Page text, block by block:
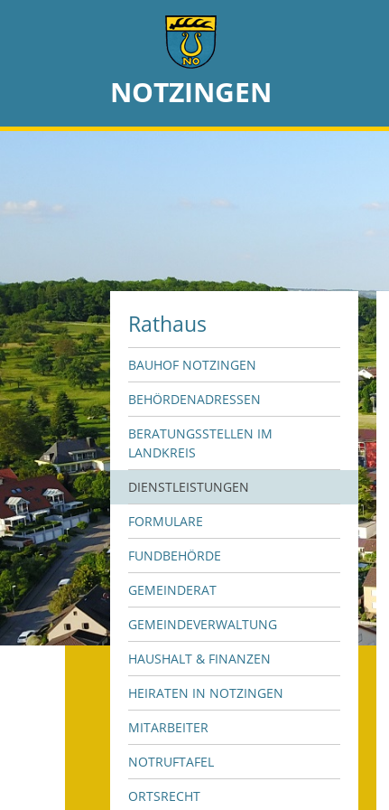
NOTZINGEN
Rathaus
BAUHOF NOTZINGEN
BEHÖRDENADRESSEN
BERATUNGSSTELLEN IM
LANDKREIS
DIENSTLEISTUNGEN
FORMULARE
FUNDBEHÖRDE
GEMEINDERAT
GEMEINDEVERWALTUNG
HAUSHALT & FINANZEN
HEIRATEN IN NOTZINGEN
MITARBEITER
NOTRUFTAFEL
ORTSRECHT